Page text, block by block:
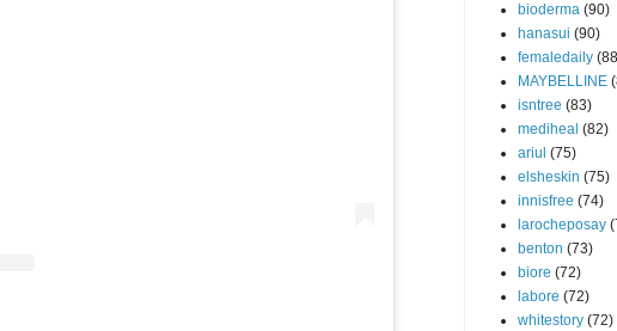
bioderma (90)
hanasui (90)
femaledaily
MAYBELLINE
isntree (83)
mediheal (82)
ariul (75)
elsheskin (75)
innisfree (74)
larocheposay
benton (73)
biore (72)
labore (72)
whitestory (72)